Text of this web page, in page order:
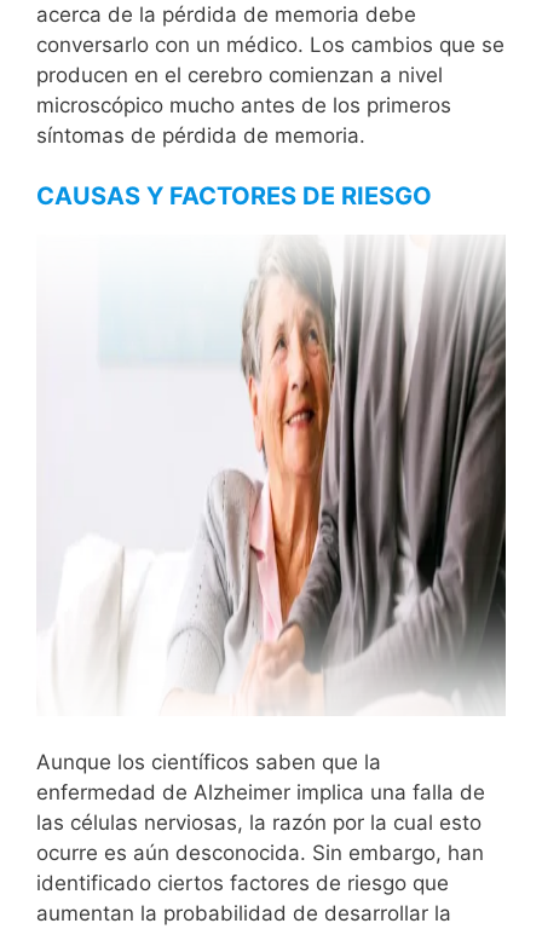
acerca de la pérdida de memoria debe
conversarlo con un médico. Los cambios que se
producen en el cerebro comienzan a nivel
microscópico mucho antes de los primeros
síntomas de pérdida de memoria.
CAUSAS Y FACTORES DE RIESGO
Aunque los científicos saben que la
enfermedad de Alzheimer implica una falla de
las células nerviosas, la razón por la cual esto
ocurre es aún desconocida. Sin embargo, han
identificado ciertos factores de riesgo que
aumentan la probabilidad de desarrollar la